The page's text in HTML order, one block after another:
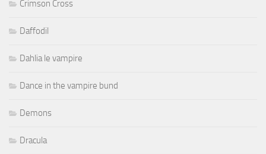
Crimson Cross
Daffodil
Dahlia le vampire
Dance in the vampire bund
Demons
Dracula